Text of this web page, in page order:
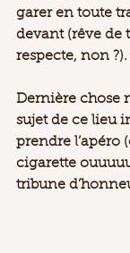
garer en toute
devant (rêve de
respecte, non ?).
Dernière chose
sujet de ce lieu
prendre l’apéro
cigarette
tribune